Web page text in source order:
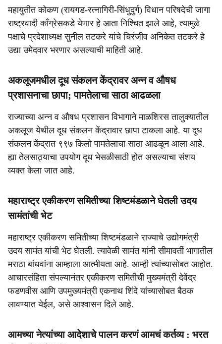
महायुतीत कोकण (रायगड-रत्नागिरी-सिंधुदुर्ग) विधान परिषदेची जागा
राष्ट्रवादी काँग्रेसकडे येणार हे आता निश्चित झाले आहे, त्यामुळे
पक्षाचे प्रदेशाध्यक्ष सुनील तटकरे यांचे चिरंजीव अनिकेत तटकरे हे
उद्या उमेदवार भरणार असल्याची माहिती आहे.
अकलूजमधील दूध संकलन केंद्रावर अन्न व औषध
प्रशासनाचा छापा; पामतेलाचा साठा आढळला
राज्याच्या अन्न व औषध प्रशासन विभागाने माळशिरस तालुक्यातील
अकलूज येथील दूध संकलन केंद्रावार छापा टाकला आहे. या दूध
संकलन केंद्रात ९९७ किलो पामतेलाचा साठा आढळून आला आहे.
ह्या तेलसाठ्याचा उपयोग दूध भेसळीसाठी होत असल्याचा संशय
व्यक्त केला जात आहे.
महाराष्ट्र एकीकरण समितीच्या शिष्टमंडळाने घेतली उदय
सामंतांची भेट
महाराष्ट्र एकीकरण समितीच्या शिष्टमंडळाने राज्याचे उद्योगमंत्री
उदय सामंत यांची भेट घेतली. त्यावेळी सामंत यांनी सीमावर्ती भागातील
मराठा बांधवांना आम्हाला आत्मीयता आहे. आम्ही त्यांच्यासोबत आहोत.
आचारसंहिता संपल्यानंतर एकीकरण समितीची मुख्यमंत्री देवेंद्र
फडणवीस आणि उपमुख्यमंत्री एकनाथ शिंदे यांच्यासोबत बैठक
लावण्यात येईल, असे आश्वासन दिले आहे.
आमच्या नेत्यांच्या आदेशाचे पालन करणं आमचं कर्तव्य : भरत